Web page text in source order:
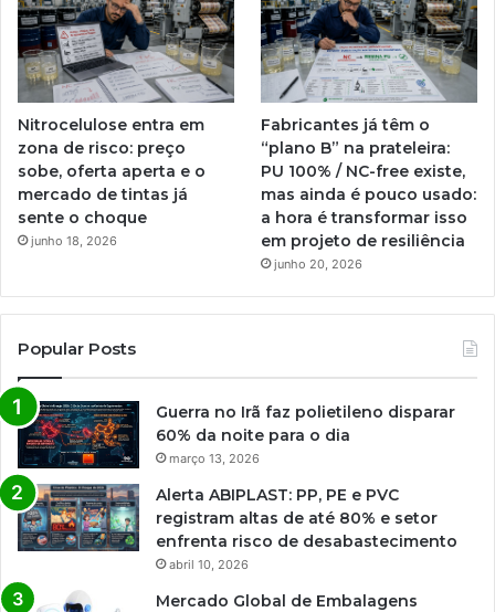
Nitrocelulose entra em
zona de risco: preço
sobe, oferta aperta e o
mercado de tintas já
sente o choque
junho 18, 2026
Fabricantes já têm o
“plano B” na prateleira:
PU 100% / NC-free existe,
mas ainda é pouco usado:
a hora é transformar isso
em projeto de resiliência
junho 20, 2026
Popular Posts
Guerra no Irã faz polietileno disparar
60% da noite para o dia
março 13, 2026
Alerta ABIPLAST: PP, PE e PVC
registram altas de até 80% e setor
enfrenta risco de desabastecimento
abril 10, 2026
Mercado Global de Embalagens